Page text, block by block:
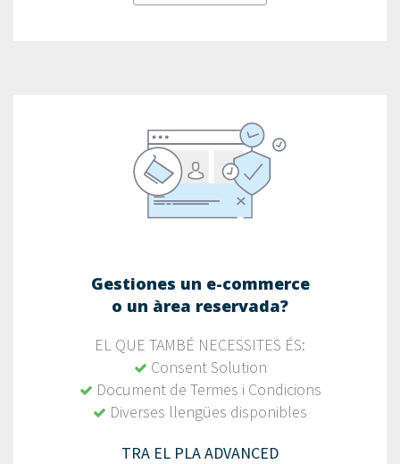
Gestiones un e-commerce
o un àrea reservada?
EL QUE TAMBÉ NECESSITES ÉS:
Consent Solution
Document de Termes i Condicions
Diverses llengües disponibles
TRA EL PLA ADVANCED